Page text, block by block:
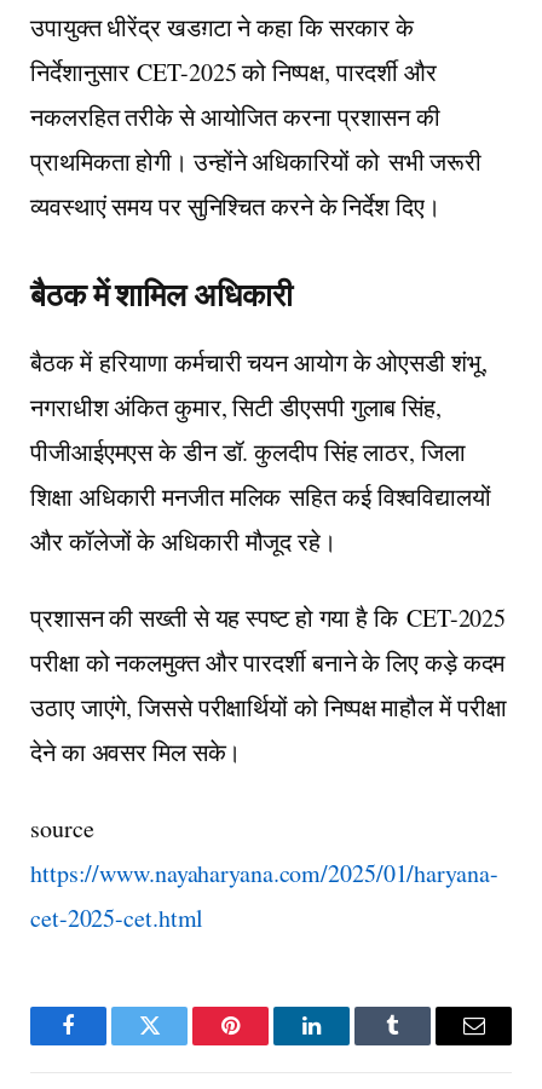
उपायुक्त धीरेंद्र खडग़टा ने कहा कि सरकार के
निर्देशानुसार CET-2025 को निष्पक्ष, पारदर्शी और
नकलरहित तरीके से आयोजित करना प्रशासन की
प्राथमिकता होगी। उन्होंने अधिकारियों को सभी जरूरी
व्यवस्थाएं समय पर सुनिश्चित करने के निर्देश दिए।
बैठक में शामिल अधिकारी
बैठक में हरियाणा कर्मचारी चयन आयोग के ओएसडी शंभू,
नगराधीश अंकित कुमार, सिटी डीएसपी गुलाब सिंह,
पीजीआईएमएस के डीन डॉ. कुलदीप सिंह लाठर, जिला
शिक्षा अधिकारी मनजीत मलिक सहित कई विश्वविद्यालयों
और कॉलेजों के अधिकारी मौजूद रहे।
प्रशासन की सख्ती से यह स्पष्ट हो गया है कि CET-2025
परीक्षा को नकलमुक्त और पारदर्शी बनाने के लिए कड़े कदम
उठाए जाएंगे, जिससे परीक्षार्थियों को निष्पक्ष माहौल में परीक्षा
देने का अवसर मिल सके।
source
https://www.nayaharyana.com/2025/01/haryana-
cet-2025-cet.html
FacebookTwitter Pinterest LinkedInTumblr Email